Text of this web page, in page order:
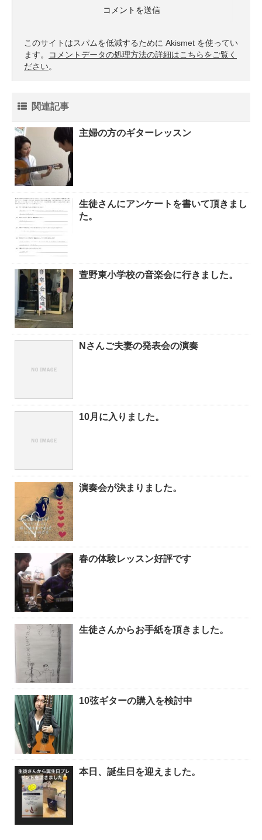
このサイトはスパムを低減するために Akismet を使ってい
ます。
コメントデータの処理方法の詳細はこちらをご覧く
ださい。
関連記事
主婦の方のギターレッスン
生徒さんにアンケートを書いて頂きまし
た。
萱野東小学校の音楽会に行きました。
Nさんご夫妻の発表会の演奏
10月に入りました。
演奏会が決まりました。
春の体験レッスン好評です
生徒さんからお手紙を頂きました。
10弦ギターの購入を検討中
本日、誕生日を迎えました。